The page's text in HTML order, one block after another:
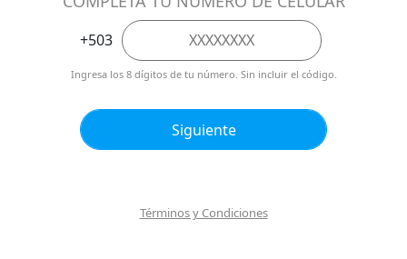
Términos y Condiciones